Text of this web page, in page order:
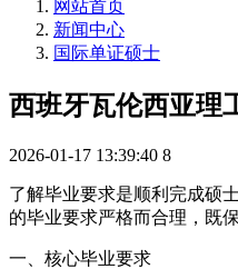
网站首页
新闻中心
国际单证硕士
西班牙瓦伦西亚理
2026-01-17 13:39:40 8
了解毕业要求是顺利完成硕
的毕业要求严格而合理，既
一、核心毕业要求